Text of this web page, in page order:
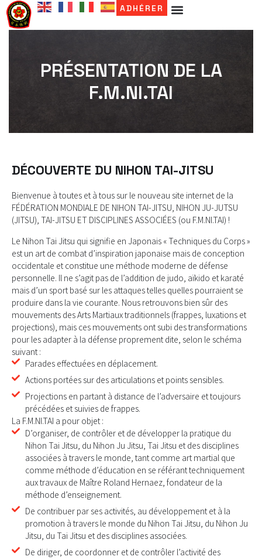
ADHÉRER
PRÉSENTATION DE LA
F.M.NI.TAI
DÉCOUVERTE DU NIHON TAI-JITSU
Bienvenue à toutes et à tous sur le nouveau site internet de la
FÉDÉRATION MONDIALE DE NIHON TAI-JITSU, NIHON JU-JUTSU
(JITSU), TAI-JITSU ET DISCIPLINES ASSOCIÉES (ou F.M.NI.TAI) !
Le Nihon Tai Jitsu qui signifie en Japonais « Techniques du Corps »
est un art de combat d’inspiration japonaise mais de conception
occidentale et constitue une méthode moderne de défense
personnelle. Il ne s’agit pas de l’addition de judo, aïkido et karaté
mais d’un sport basé sur les attaques telles quelles pourraient se
produire dans la vie courante. Nous retrouvons bien sûr des
mouvements des Arts Martiaux traditionnels (frappes, luxations et
projections), mais ces mouvements ont subi des transformations
pour les adapter à la défense proprement dite, selon le schéma
suivant :
Parades effectuées en déplacement.
Actions portées sur des articulations et points sensibles.
Projections en partant à distance de l’adversaire et toujours
précédées et suivies de frappes.
La F.M.NI.TAI a pour objet :
D’organiser, de contrôler et de développer la pratique du
Nihon Tai Jitsu, du Nihon Ju Jitsu, Tai Jitsu et des disciplines
associées à travers le monde, tant comme art martial que
comme méthode d’éducation en se référant techniquement
aux travaux de Maître Roland Hernaez, fondateur de la
méthode d’enseignement.
De contribuer par ses activités, au développement et à la
promotion à travers le monde du Nihon Tai Jitsu, du Nihon Ju
Jitsu, du Tai Jitsu et des disciplines associées.
De diriger, de coordonner et de contrôler l’activité des